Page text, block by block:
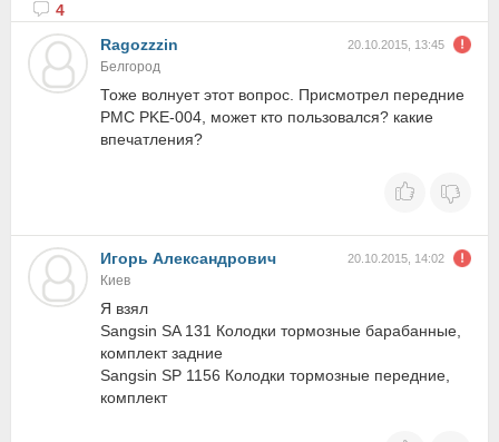
4
Ragozzzin
20.10.2015, 13:45
Белгород
Тоже волнует этот вопрос. Присмотрел передние
PMC PKE-004, может кто пользовался? какие
впечатления?
Игорь Александрович 20.10.2015, 14:02
Киев
Я взял
Sangsin SA 131 Колодки тормозные барабанные,
комплект задние
Sangsin SP 1156 Колодки тормозные передние,
комплект